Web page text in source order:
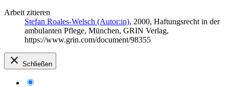
Arbeit zitieren
Stefan Roales-Welsch (Autor:in), 2000, Haftungsrecht in der
ambulanten Pflege, München, GRIN Verlag,
https://www.grin.com/document/98355
Schließen